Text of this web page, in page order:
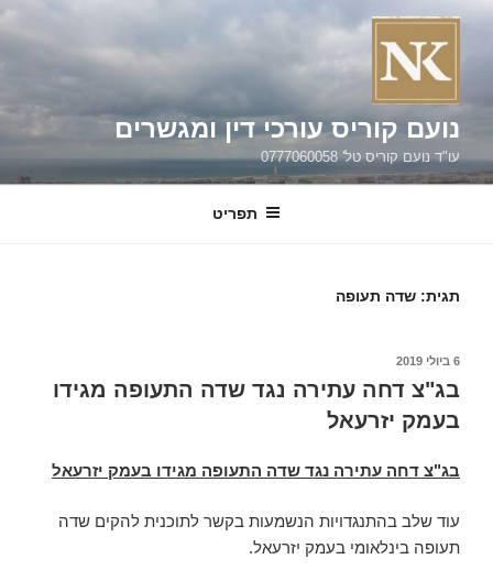
דילוג
נועם קוריס עורכי דין ומגשרים
עו"ד נועם קוריס טל' 0777060058
תפריט
תגית: שדה תעופה
פורסם
6 ביולי 2019
בג"צ דחה עתירה נגד שדה התעופה מגידו
בעמק יזרעאל
בג"צ דחה עתירה נגד שדה התעופה מגידו בעמק יזרעאל
עוד שלב בהתנגדויות הנשמעות בקשר לתוכנית להקים שדה
תעופה בינלאומי בעמק יזרעאל.